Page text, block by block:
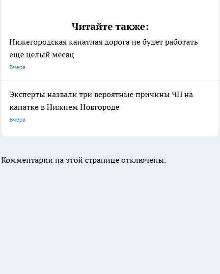
Читайте также:
Нижегородская канатная дорога не будет работать
еще целый месяц
Вчера
Эксперты назвали три вероятные причины ЧП на
канатке в Нижнем Новгороде
Вчера
Комментарии на этой странице отключены.